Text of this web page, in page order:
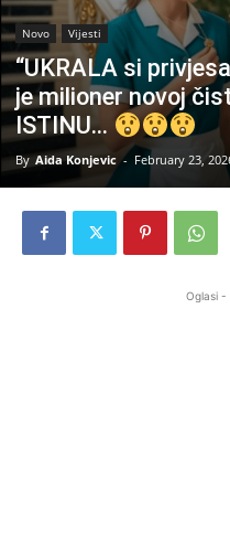
Novo Vijesti
“UKRALA si
je milioner novoj
ISTINU…
By Aida Konjevic - February 23,
Oglasi -